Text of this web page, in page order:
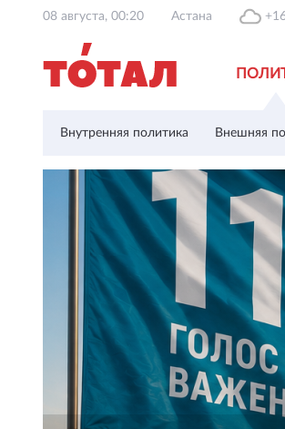
08 августа, 00:20 Астана
Внутренняя политика Внешняя